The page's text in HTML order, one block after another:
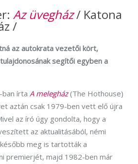
Az üvegház/ Katona
/
az autokrata vezetői kört,
segítői egyben a
írta A melegház(The Hothouse)
aztán csak 1979-ben vett elő újra
az író úgy gondolta, hogy a
az aktualitásából, némi
meg is tartották a
premierjét, majd 1982-ben már